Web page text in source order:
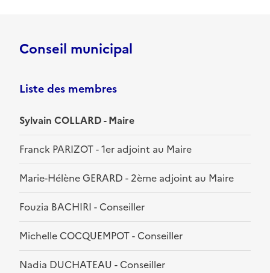
Conseil municipal
Liste des membres
Sylvain COLLARD - Maire
Franck PARIZOT - 1er adjoint au Maire
Marie-Hélène GERARD - 2ème adjoint au Maire
Fouzia BACHIRI - Conseiller
Michelle COCQUEMPOT - Conseiller
Nadia DUCHATEAU - Conseiller